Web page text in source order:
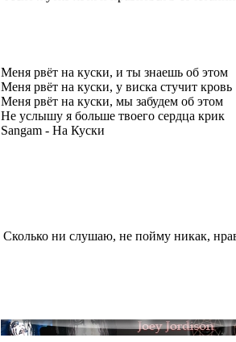
Меня рвёт на куски, и ты знаешь об этом
Меня рвёт на куски, у виска стучит кровь
Меня рвёт на куски, мы забудем об этом
Не услышу я больше твоего сердца крик
Sangam - На Куски
Сколько ни слушаю, не пойму никак,